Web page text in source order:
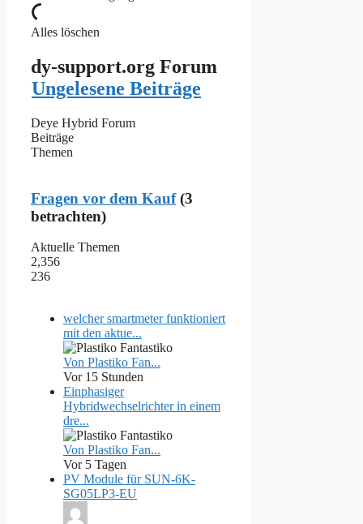
Alles löschen
dy-support.org Forum
Ungelesene Beiträge
Deye Hybrid Forum
Beiträge
Themen
Fragen vor dem Kauf (3
betrachten)
Aktuelle Themen
2,356
236
welcher smartmeter funktioniert
mit den aktue...
Von Plastiko Fan...
Vor 15 Stunden
Einphasiger
Hybridwechselrichter in einem
dre...
Von Plastiko Fan...
Vor 5 Tagen
PV Module für SUN-6K-
SG05LP3-EU